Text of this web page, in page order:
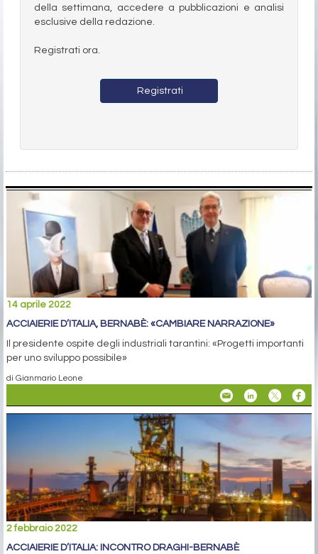
della settimana, accedere a pubblicazioni e analisi
esclusive della redazione.
Registrati ora.
Registrati
14 aprile 2022
ACCIAIERIE D’ITALIA, BERNABÈ: «CAMBIARE NARRAZIONE»
Il presidente ospite degli industriali tarantini: «Progetti importanti
per uno sviluppo possibile»
di Gianmario Leone
2 febbraio 2022
ACCIAIERIE D’ITALIA: INCONTRO DRAGHI-BERNABÈ